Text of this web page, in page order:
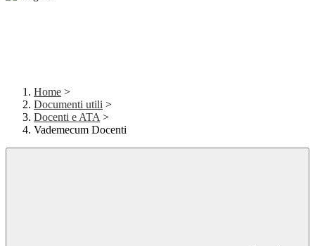
Home >
Documenti utili >
Docenti e ATA >
Vademecum Docenti